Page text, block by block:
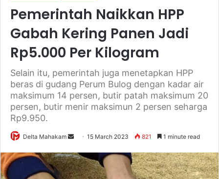
Pemerintah Naikkan HPP
Gabah Kering Panen Jadi
Rp5.000 Per Kilogram
Selain itu, pemerintah juga menetapkan HPP
beras di gudang Perum Bulog dengan kadar air
maksimum 14 persen, butir patah maksimum 20
persen, butir menir maksimun 2 persen seharga
Rp9.950.
Delta Mahakam
n
d
15 March 2023 821 1 minute read